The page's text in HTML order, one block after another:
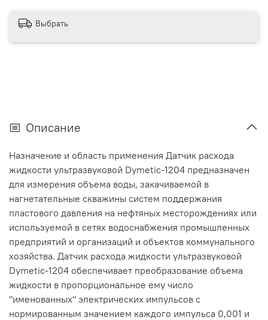
Выбрать
Описание
Назначение и область применения Датчик расхода
жидкости ультразвуковой Dymetic-1204 предназначен
для измерения объема воды, закачиваемой в
нагнетательные скважины систем поддержания
пластового давления на нефтяных месторождениях или
используемой в сетях водоснабжения промышленных
предприятий и организаций и объектов коммунального
хозяйства. Датчик расхода жидкости ультразвуковой
Dymetic-1204 обеспечивает преобразование объема
жидкости в пропорциональное ему число
"именованных" электрических импульсов с
нормированным значением каждого импульса 0,001 и